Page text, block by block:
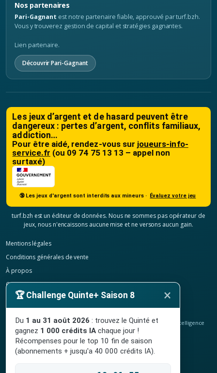
Nos partenaires
Pari-Gagnant est notre partenaire fiable, approuvé par turf.bzh.
Vous y trouverez gestion de capital et stratégies gagnantes.
Lien partenaire.
Découvrir Pari-Gagnant
Les jeux d’argent et de hasard peuvent être
dangereux : pertes d’argent, conflits familiaux,
addiction…
Pour être aidé, rendez-vous sur joueurs-info-
service.fr (ou 09 74 75 13 13 – appel non
surtaxé)
🔞 Les jeux d'argent sont interdits aux mineurs · Évaluez votre jeu
turf.bzh est un éditeur de données. Nous ne sommes pas opérateur de
jeux, nous n'encaissons aucune mise et ne versons aucun gain.
Mentions légales
Conditions générales de vente
À propos
Contact
Confidentialité
© 2020-2026 TURF.bzh , analyses hippiques, classement ELO et intelligence
artificielle.
Site indépendant, sans lien avec le PMU. Jeu interdit aux mineurs.
🏆 Challenge Quinte+ Saison 8 ×
Du 1 au 31 août 2026 : trouvez le Quinté et
gagnez 1 000 crédits IA chaque jour !
Récompenses pour le top 10 fin de saison
(abonnements + jusqu'a 40 000 crédits IA).